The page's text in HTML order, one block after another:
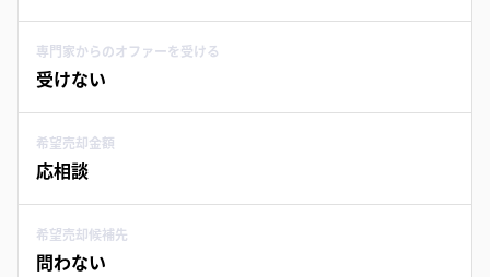
専門家からのオファーを受ける
受けない
希望売却金額
応相談
希望売却候補先
問わない